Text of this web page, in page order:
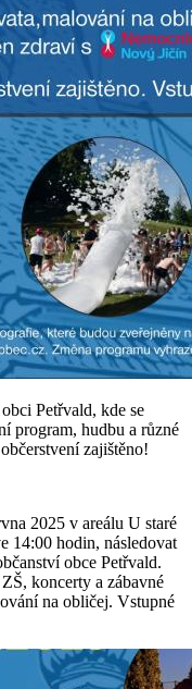
Petřvald, kde se
program, hudbu a různé
zajištěno!
2025 v areálu U staré
14:00 hodin, následovat
obce Petřvald.
koncerty a zábavné
na obličej. Vstupné